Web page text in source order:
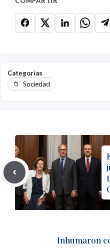
Categorías
Sociedad
Inhumaron